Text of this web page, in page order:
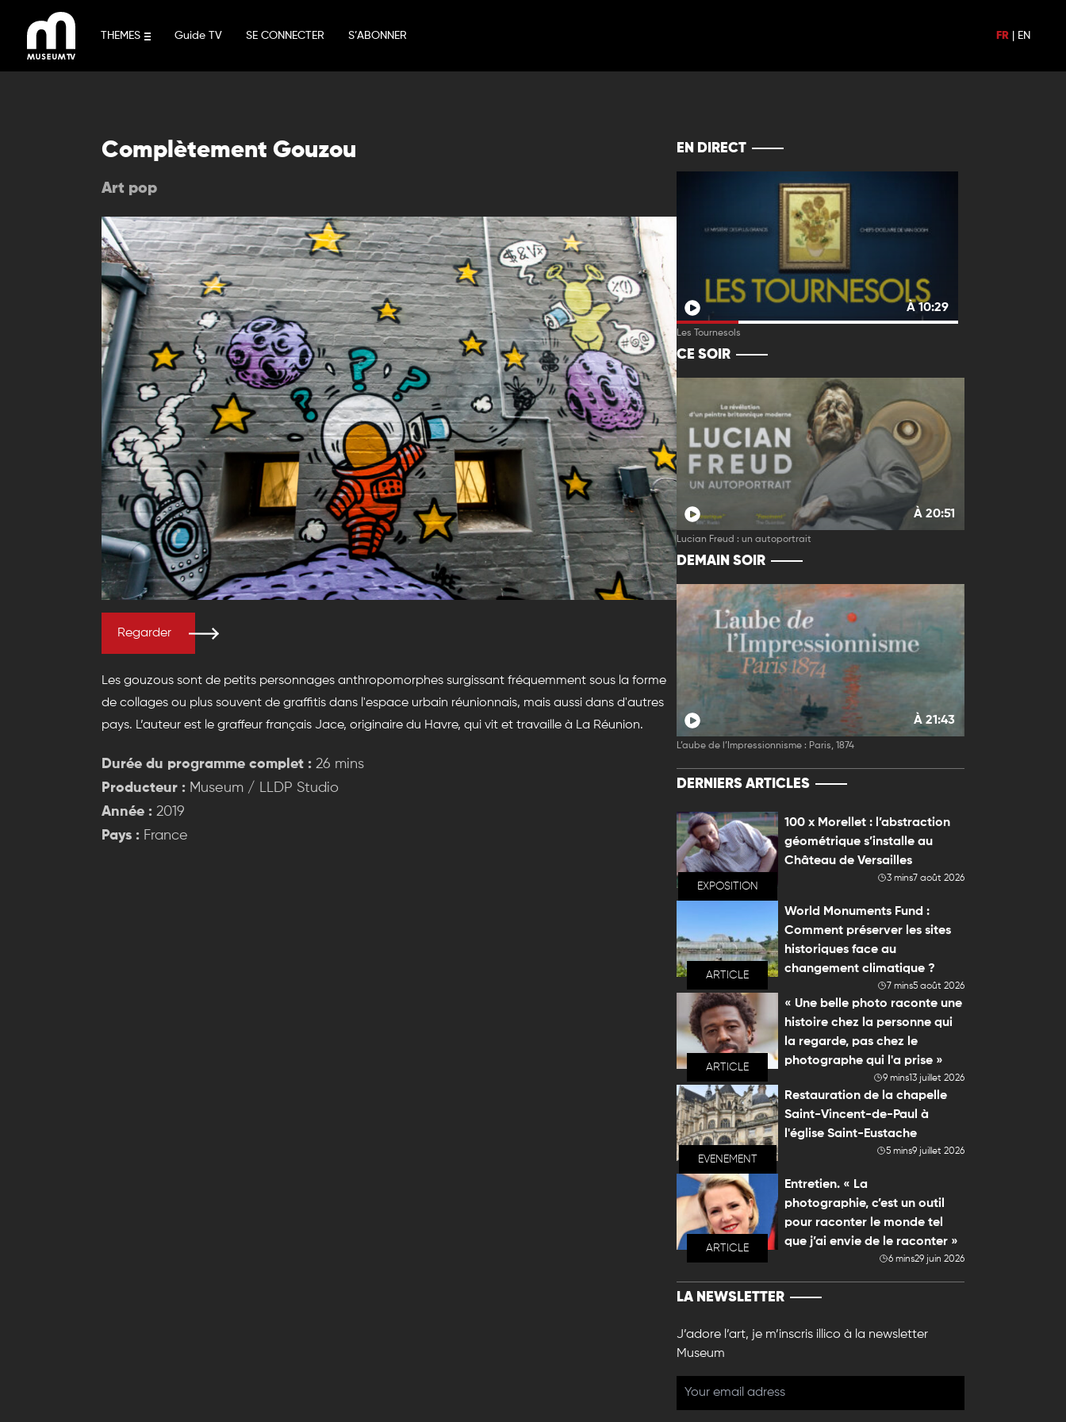
contenu
THEMES Guide TV SE CONNECTER S’ABONNER FR EN
Complètement Gouzou
Art pop
Regarder
Les gouzous sont de petits personnages anthropomorphes surgissant fréquemment sous la forme
de collages ou plus souvent de graffitis dans l'espace urbain réunionnais, mais aussi dans d'autres
pays. L’auteur est le graffeur français Jace, originaire du Havre, qui vit et travaille à La Réunion.
Durée du programme complet : 26 mins
Producteur : Museum / LLDP Studio
Année : 2019
Pays : France
EN DIRECT
À 10:29
Les Tournesols
CE SOIR
À 20:51
Lucian Freud : un autoportrait
DEMAIN SOIR
À 21:43
L’aube de l’Impressionnisme : Paris, 1874
DERNIERS ARTICLES
EXPOSITION
100 x Morellet : l’abstraction
géométrique s’installe au
Château de Versailles
3 mins7 août 2026
ARTICLE
World Monuments Fund :
Comment préserver les sites
historiques face au
changement climatique ?
7 mins5 août 2026
ARTICLE
« Une belle photo raconte une
histoire chez la personne qui
la regarde, pas chez le
photographe qui l'a prise »
9 mins13 juillet 2026
EVENEMENT
Restauration de la chapelle
Saint-Vincent-de-Paul à
l'église Saint-Eustache
5 mins9 juillet 2026
ARTICLE
Entretien. « La
photographie, c’est un outil
pour raconter le monde tel
que j’ai envie de le raconter »
6 mins29 juin 2026
LA NEWSLETTER
J’adore l’art, je m’inscris illico à la newsletter
Museum